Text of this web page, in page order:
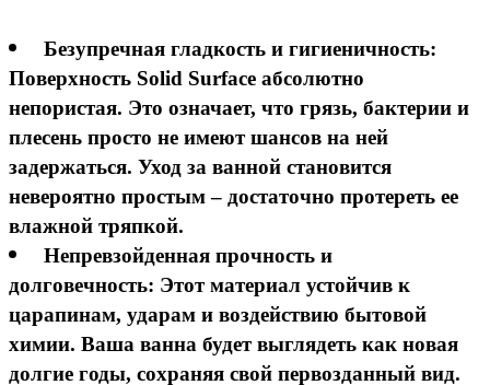
Безупречная гладкость и гигиеничность:
Поверхность Solid Surface абсолютно
непористая. Это означает, что грязь, бактерии и
плесень просто не имеют шансов на ней
задержаться. Уход за ванной становится
невероятно простым – достаточно протереть ее
влажной тряпкой.
Непревзойденная прочность и
долговечность: Этот материал устойчив к
царапинам, ударам и воздействию бытовой
химии. Ваша ванна будет выглядеть как новая
долгие годы, сохраняя свой первозданный вид.